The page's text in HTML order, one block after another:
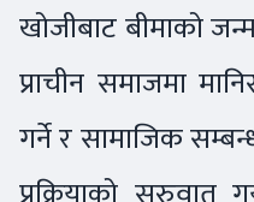
खोजीबाट बीमाको
प्राचीन समाजमा
गर्ने र सामाजिक